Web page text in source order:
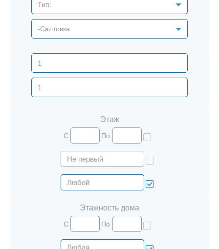
Тип:
-Салтовка
Этаж
С По
Этажность дома
С По